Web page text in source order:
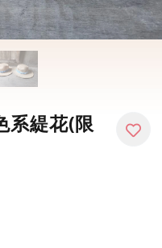
系緹花(限